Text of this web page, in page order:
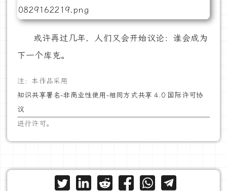
或许再过几年，人们又会开始议论：谁会成为
下一个库克。
注：本作品采用
知识共享署名-非商业性使用-相同方式共享 4.0 国际许可协
议
进行许可。